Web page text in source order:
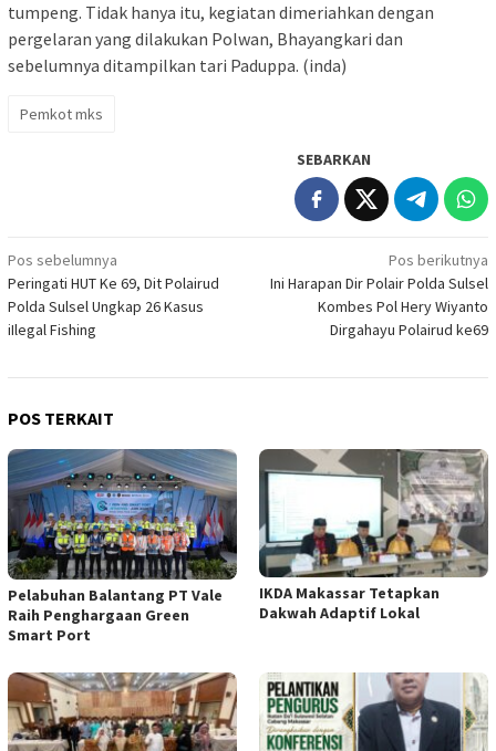
tumpeng. Tidak hanya itu, kegiatan dimeriahkan dengan
pergelaran yang dilakukan Polwan, Bhayangkari dan
sebelumnya ditampilkan tari Paduppa. (inda)
Pemkot mks
SEBARKAN
Navigasi
pos
Pos sebelumnya
Peringati HUT Ke 69, Dit Polairud
Polda Sulsel Ungkap 26 Kasus
iIlegal Fishing
Pos berikutnya
Ini Harapan Dir Polair Polda Sulsel
Kombes Pol Hery Wiyanto
Dirgahayu Polairud ke69
POS TERKAIT
Pelabuhan Balantang PT Vale
Raih Penghargaan Green
Smart Port
IKDA Makassar Tetapkan
Dakwah Adaptif Lokal